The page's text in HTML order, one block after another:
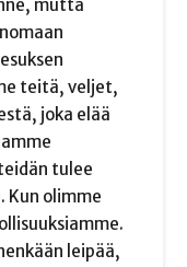
mutta
teitä, veljet,
joka elää
tulee
Kun olimme
leipää,